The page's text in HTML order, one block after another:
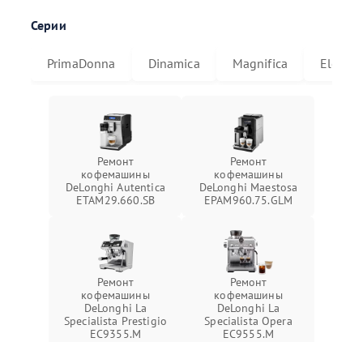
Серии
PrimaDonna Dinamica Magnifica Eletta
Ремонт
кофемашины
DeLonghi Autentica
ETAM29.660.SB
Ремонт
кофемашины
DeLonghi Maestosa
EPAM960.75.GLM
Ремонт
кофемашины
DeLonghi La
Specialista Prestigio
EC9355.M
Ремонт
кофемашины
DeLonghi La
Specialista Opera
EC9555.M